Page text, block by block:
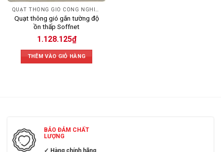
Quạt thông gió gắn tường độ
ồn thấp Soffnet
1.128.125₫
THÊM VÀO GIỎ HÀNG
BẢO ĐẢM CHẤT
LƯỢNG
✓ Hàng chính hãng